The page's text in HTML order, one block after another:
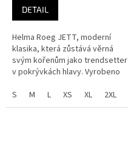
DETAIL
Helma Roeg JETT, moderní
klasika, která zůstává věrná
svým kořenům jako trendsetter
v pokrývkách hlavy. Vyrobeno
otevřený design bez
kompromisů ve...
S M L XS XL 2XL